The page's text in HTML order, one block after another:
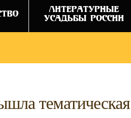
ЛИТЕРАТУРНЫЕ
УСАДЬБЫ РОССИИ
тематическая